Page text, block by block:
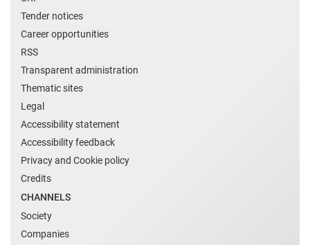
Tender notices
Career opportunities
RSS
Transparent administration
Thematic sites
Legal
Accessibility statement
Accessibility feedback
Privacy and Cookie policy
Credits
CHANNELS
Society
Companies